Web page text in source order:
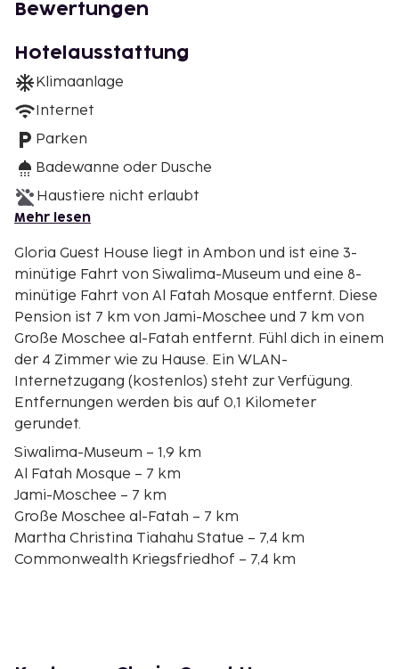
Bewertungen
Hotelausstattung
Klimaanlage
Internet
Parken
Badewanne oder Dusche
Haustiere nicht erlaubt
Mehr lesen
Gloria Guest House liegt in Ambon und ist eine 3-
minütige Fahrt von Siwalima-Museum und eine 8-
minütige Fahrt von Al Fatah Mosque entfernt. Diese
Pension ist 7 km von Jami-Moschee und 7 km von
Große Moschee al-Fatah entfernt. Fühl dich in einem
der 4 Zimmer wie zu Hause. Ein WLAN-
Internetzugang (kostenlos) steht zur Verfügung.
Entfernungen werden bis auf 0,1 Kilometer
gerundet.
Siwalima-Museum – 1,9 km
Al Fatah Mosque – 7 km
Jami-Moschee – 7 km
Große Moschee al-Fatah – 7 km
Martha Christina Tiahahu Statue – 7,4 km
Commonwealth Kriegsfriedhof – 7,4 km